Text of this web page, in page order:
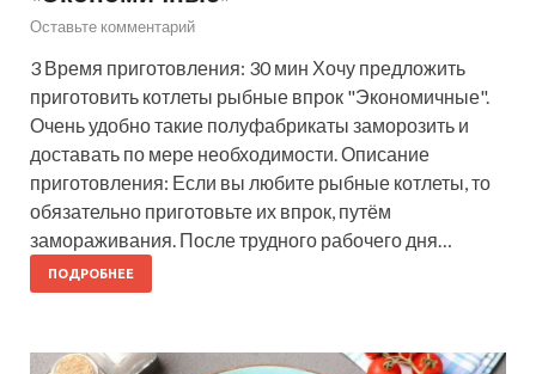
Оставьте комментарий
3 Время приготовления: 30 мин Хочу предложить
приготовить котлеты рыбные впрок "Экономичные".
Очень удобно такие полуфабрикаты заморозить и
доставать по мере необходимости. Описание
приготовления: Если вы любите рыбные котлеты, то
обязательно приготовьте их впрок, путём
замораживания. После трудного рабочего дня…
ПОДРОБНЕЕ